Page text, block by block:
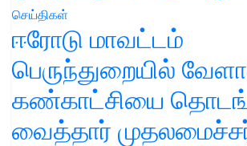
செய்திகள்
ஈரோடு மாவட்டம்
பெருந்துறையில்
கண்காட்சியை
வைத்தார்